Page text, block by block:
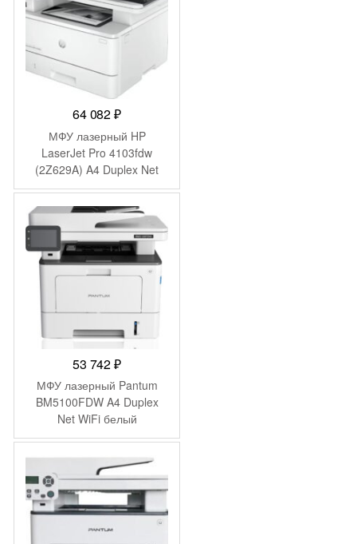
64 082₽
МФУ лазерный HP
LaserJet Pro 4103fdw
(2Z629A) A4 Duplex Net
WiFi белый
53 742₽
МФУ лазерный Pantum
BM5100FDW A4 Duplex
Net WiFi белый